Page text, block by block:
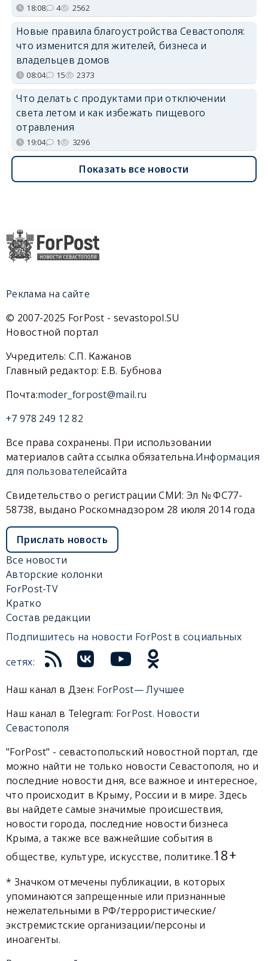
18:08 4 2562
Новые правила благоустройства Севастополя:
что изменится для жителей, бизнеса и
владельцев домов
08:04 15 2373
Что делать с продуктами при отключении
света летом и как избежать пищевого
отравления
19:04 1 3296
Показать все новости
Реклама на сайте
© 2007-2025 ForPost - sevastopol.SU
Новостной портал
Учредитель: С.П. Кажанов
Главный редактор: Е.В. Бубнова
Почта:moder_forpost@mail.ru
+7 978 249 12 82
Все права сохранены. При использовании
материалов сайта ссылка обязательна.Информация
для пользователейсайта
Свидетельство о регистрации СМИ: Эл № ФС77-
58738, выдано Роскомнадзором 28 июля 2014 года
Прислать новость
Все новости
Авторские колонки
ForPost-TV
Кратко
Состав редакции
Подпишитесь на новости ForPost в социальных
сетях:
Наш канал в Дзен: ForPost— Лучшее
Наш канал в Telegram: ForPost. Новости
Севастополя
"ForPost" - севастопольский новостной портал, где
можно найти не только новости Севастополя, но и
последние новости дня, все важное и интересное,
что происходит в Крыму, России и в мире. Здесь
вы найдете самые значимые происшествия,
новости города, последние новости бизнеса
Крыма, а также все важнейшие события в
обществе, культуре, искусстве, политике.18+
* Значком отмечены публикации, в которых
упоминаются запрещенные или признанные
нежелательными в РФ/террористические/
экстремистские организации/персоны и
иноагенты.